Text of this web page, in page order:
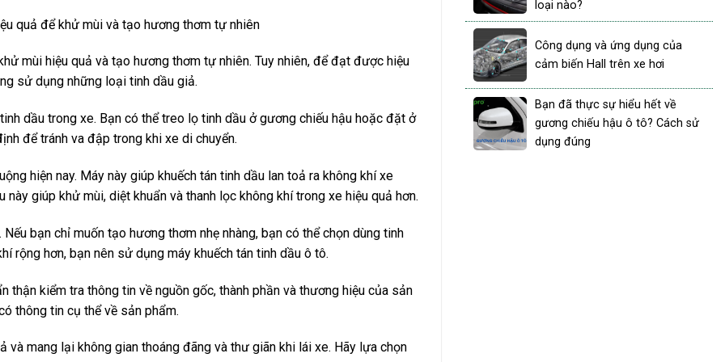
mùi hiệu quả và tạo hương thơm tự nhiên. Tuy nhiên, để đạt được hiệu
sử dụng những loại tinh dầu giả.
dầu trong xe. Bạn có thể treo lọ tinh dầu ở gương chiếu hậu hoặc đặt ở
để tránh va đập trong khi xe di chuyển.
hiện nay. Máy này giúp khuếch tán tinh dầu lan toả ra không khí xe
giúp khử mùi, diệt khuẩn và thanh lọc không khí trong xe hiệu quả hơn.
bạn chỉ muốn tạo hương thơm nhẹ nhàng, bạn có thể chọn dùng tinh
rộng hơn, bạn nên sử dụng máy khuếch tán tinh dầu ô tô.
kiểm tra thông tin về nguồn gốc, thành phần và thương hiệu của sản
thông tin cụ thể về sản phẩm.
mang lại không gian thoáng đãng và thư giãn khi lái xe. Hãy lựa chọn
loại nào?
Công dụng và ứng dụng của
cảm biến Hall trên xe hơi
Bạn đã thực sự hiểu hết về
gương chiếu hậu ô tô? Cách sử
dụng đúng